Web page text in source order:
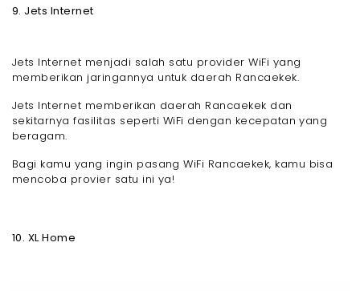
9. Jets Internet
Jets Internet menjadi salah satu provider WiFi yang
memberikan jaringannya untuk daerah Rancaekek.
Jets Internet memberikan daerah Rancaekek dan
sekitarnya fasilitas seperti WiFi dengan kecepatan yang
beragam.
Bagi kamu yang ingin pasang WiFi Rancaekek, kamu bisa
mencoba provier satu ini ya!
10. XL Home